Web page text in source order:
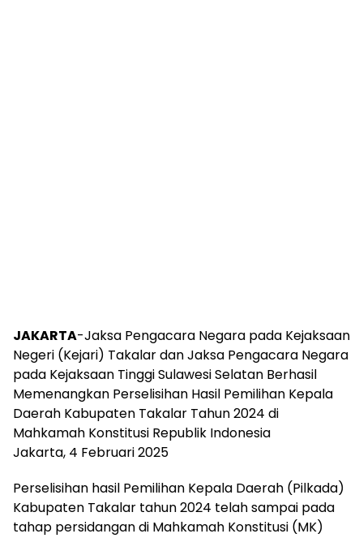
JAKARTA-Jaksa Pengacara Negara pada Kejaksaan
Negeri (Kejari) Takalar dan Jaksa Pengacara Negara
pada Kejaksaan Tinggi Sulawesi Selatan Berhasil
Memenangkan Perselisihan Hasil Pemilihan Kepala
Daerah Kabupaten Takalar Tahun 2024 di
Mahkamah Konstitusi Republik Indonesia
Jakarta, 4 Februari 2025
Perselisihan hasil Pemilihan Kepala Daerah (Pilkada)
Kabupaten Takalar tahun 2024 telah sampai pada
tahap persidangan di Mahkamah Konstitusi (MK)